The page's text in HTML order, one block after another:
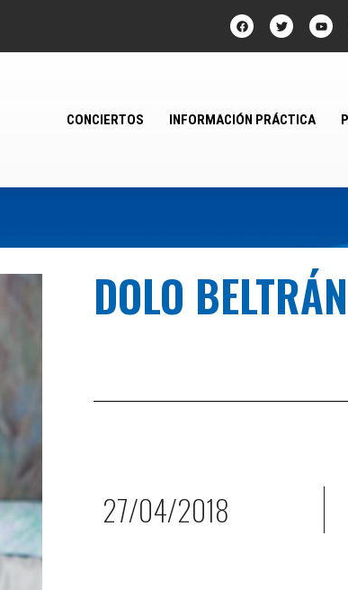
CONCIERTOS INFORMACIÓN PRÁCTICA
DOLO BELTRÁN
27/04/2018